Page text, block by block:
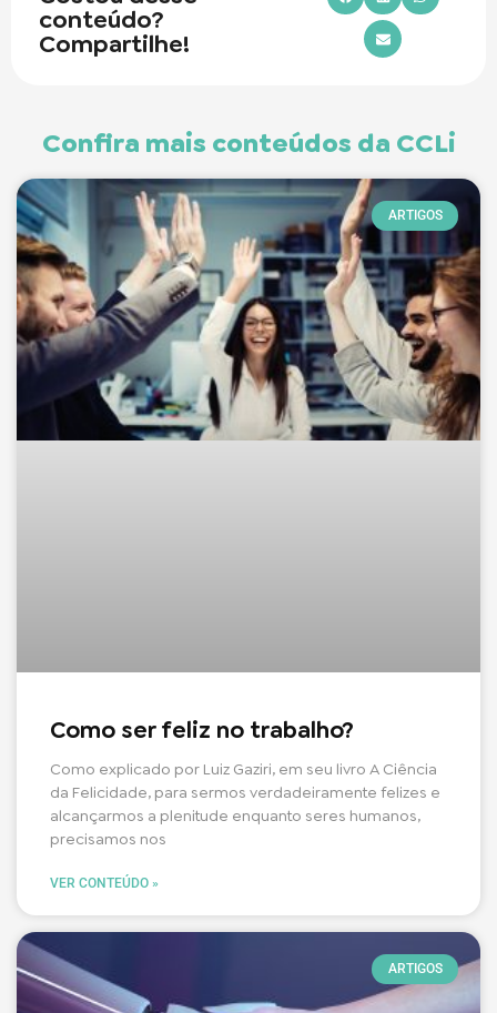
conteúdo?
Compartilhe!
Confira mais conteúdos da CCLi
ARTIGOS
Como ser feliz no trabalho?
Como explicado por Luiz Gaziri, em seu livro A Ciência
da Felicidade, para sermos verdadeiramente felizes e
alcançarmos a plenitude enquanto seres humanos,
precisamos nos
VER CONTEÚDO »
ARTIGOS